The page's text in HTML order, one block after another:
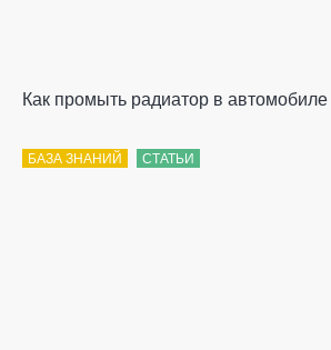
Как промыть радиатор в автомобиле
БАЗА ЗНАНИЙ СТАТЬИ